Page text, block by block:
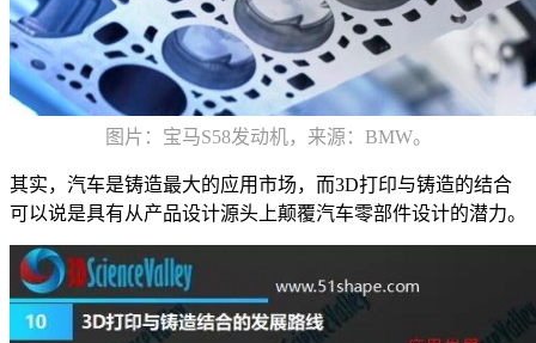
图片：宝马S58发动机，来源：BMW。
其实，汽车是铸造最大的应用市场，而3D打印与铸造的结合
可以说是具有从产品设计源头上颠覆汽车零部件设计的潜力。